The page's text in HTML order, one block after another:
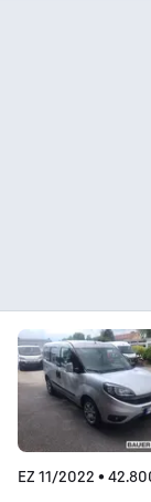
EZ 11/2022 •